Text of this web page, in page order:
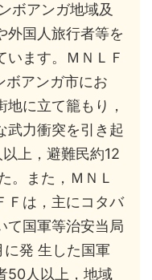
ボアンガ地域及
外国人旅行者等を
います。ＭＮＬＦ
ボアンガ市にお
に立て籠もり，
武力衝突を引き起
上，避難民約12
。また，ＭＮＬ
Ｆは，主にコタバ
て国軍等治安当局
に発 生した国軍
50人以上，地域